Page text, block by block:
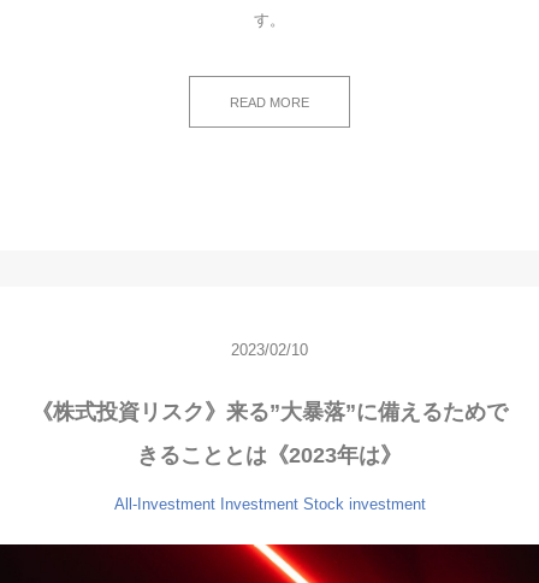
す。
READ MORE
2023/02/10
《株式投資リスク》来る”大暴落”に備えるためで
きることとは《2023年は》
All-Investment Investment Stock investment